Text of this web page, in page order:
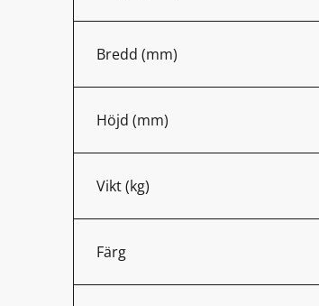
Bredd (mm)
Höjd (mm)
Vikt (kg)
Färg